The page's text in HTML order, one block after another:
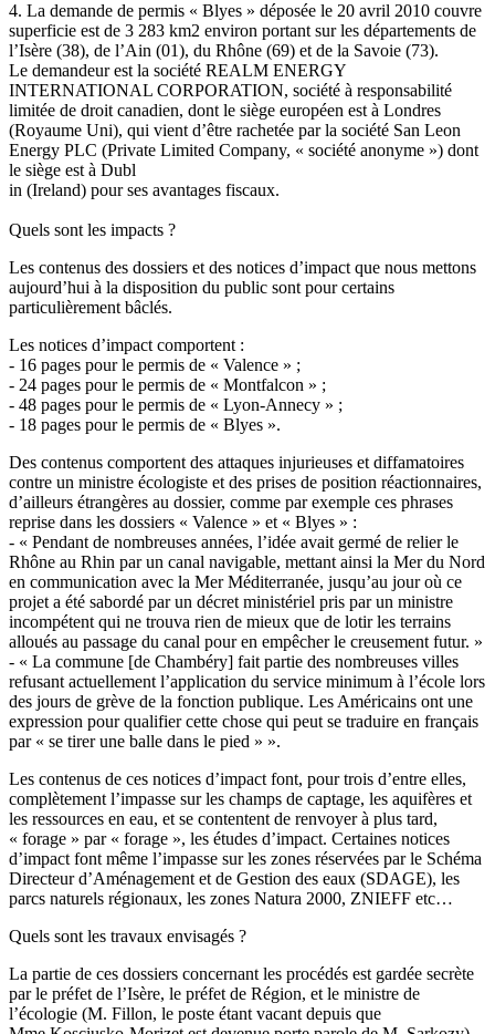
4. La demande de permis « Blyes » déposée le 20 avril 2010 couvre
superficie est de 3 283 km2 environ portant sur les départements de
l’Isère (38), de l’Ain (01), du Rhône (69) et de la Savoie (73).
Le demandeur est la société REALM ENERGY
INTERNATIONAL CORPORATION, société à responsabilité
limitée de droit canadien, dont le siège européen est à Londres
(Royaume Uni), qui vient d’être rachetée par la société San Leon
Energy PLC (Private Limited Company, « société anonyme ») dont
le siège est à Dubl
in (Ireland) pour ses avantages fiscaux.
Quels sont les impacts ?
Les contenus des dossiers et des notices d’impact que nous mettons
aujourd’hui à la disposition du public sont pour certains
particulièrement bâclés.
Les notices d’impact comportent :
- 16 pages pour le permis de « Valence » ;
- 24 pages pour le permis de « Montfalcon » ;
- 48 pages pour le permis de « Lyon-Annecy » ;
- 18 pages pour le permis de « Blyes ».
Des contenus comportent des attaques injurieuses et diffamatoires
contre un ministre écologiste et des prises de position réactionnaires,
d’ailleurs étrangères au dossier, comme par exemple ces phrases
reprise dans les dossiers « Valence » et « Blyes » :
- « Pendant de nombreuses années, l’idée avait germé de relier le
Rhône au Rhin par un canal navigable, mettant ainsi la Mer du Nord
en communication avec la Mer Méditerranée, jusqu’au jour où ce
projet a été sabordé par un décret ministériel pris par un ministre
incompétent qui ne trouva rien de mieux que de lotir les terrains
alloués au passage du canal pour en empêcher le creusement futur. »
- « La commune [de Chambéry] fait partie des nombreuses villes
refusant actuellement l’application du service minimum à l’école lors
des jours de grève de la fonction publique. Les Américains ont une
expression pour qualifier cette chose qui peut se traduire en français
par « se tirer une balle dans le pied » ».
Les contenus de ces notices d’impact font, pour trois d’entre elles,
complètement l’impasse sur les champs de captage, les aquifères et
les ressources en eau, et se contentent de renvoyer à plus tard,
« forage » par « forage », les études d’impact. Certaines notices
d’impact font même l’impasse sur les zones réservées par le Schéma
Directeur d’Aménagement et de Gestion des eaux (SDAGE), les
parcs naturels régionaux, les zones Natura 2000, ZNIEFF etc…
Quels sont les travaux envisagés ?
La partie de ces dossiers concernant les procédés est gardée secrète
par le préfet de l’Isère, le préfet de Région, et le ministre de
l’écologie (M. Fillon, le poste étant vacant depuis que